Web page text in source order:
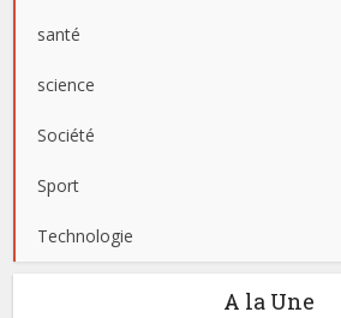
santé
science
Société
Sport
Technologie
A la Une